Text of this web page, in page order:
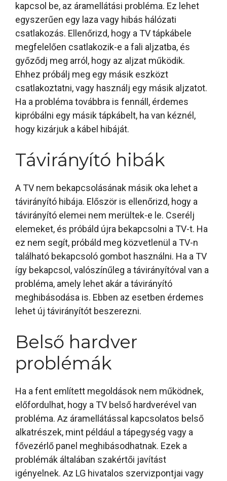
kapcsol be, az áramellátási probléma. Ez lehet
egyszerűen egy laza vagy hibás hálózati
csatlakozás. Ellenőrizd, hogy a TV tápkábele
megfelelően csatlakozik-e a fali aljzatba, és
győződj meg arról, hogy az aljzat működik.
Ehhez próbálj meg egy másik eszközt
csatlakoztatni, vagy használj egy másik aljzatot.
Ha a probléma továbbra is fennáll, érdemes
kipróbálni egy másik tápkábelt, ha van kéznél,
hogy kizárjuk a kábel hibáját.
Távirányító hibák
A TV nem bekapcsolásának másik oka lehet a
távirányító hibája. Először is ellenőrizd, hogy a
távirányító elemei nem merültek-e le. Cserélj
elemeket, és próbáld újra bekapcsolni a TV-t. Ha
ez nem segít, próbáld meg közvetlenül a TV-n
található bekapcsoló gombot használni. Ha a TV
így bekapcsol, valószínűleg a távirányítóval van a
probléma, amely lehet akár a távirányító
meghibásodása is. Ebben az esetben érdemes
lehet új távirányítót beszerezni.
Belső hardver
problémák
Ha a fent említett megoldások nem működnek,
előfordulhat, hogy a TV belső hardverével van
probléma. Az áramellátással kapcsolatos belső
alkatrészek, mint például a tápegység vagy a
fővezérlő panel meghibásodhatnak. Ezek a
problémák általában szakértői javítást
igényelnek. Az LG hivatalos szervizpontjai vagy